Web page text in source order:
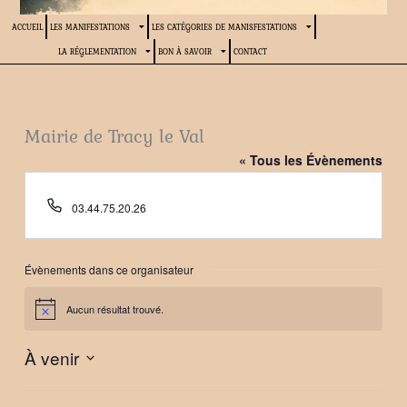
ACCUEIL LES MANIFESTATIONS LES CATÉGORIES DE MANISFESTATIONS
LA RÉGLEMENTATION BON À SAVOIR CONTACT
Mairie de Tracy le Val
« Tous les Évènements
Téléphone
03.44.75.20.26
Évènements dans ce organisateur
Notice Aucun résultat trouvé.
À venir
Sélectionnez